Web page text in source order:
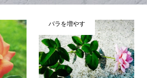
バラを増やす